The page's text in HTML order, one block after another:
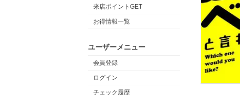
来店ポイントGET
お得情報一覧
ユーザーメニュー
会員登録
ログイン
チェック履歴